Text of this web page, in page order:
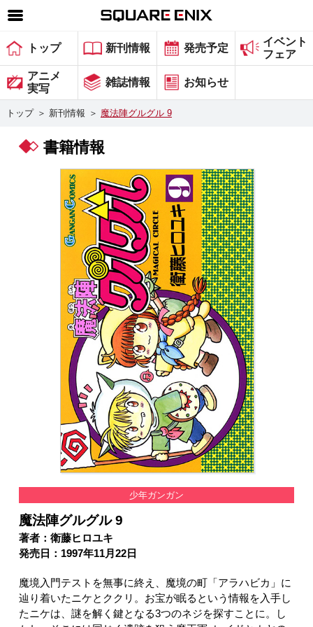
SQUARE ENIX 公式サイトメニュー
ゲーム
マガジン＆ブックス
グッズ
会社情報 採用情報
スクウェア・エニックス サイト内検索
トップ 新刊情報 発売予定
イベント
フェア
アニメ
実写
雑誌情報 お知らせ
トップ ＞ 新刊情報 ＞ 魔法陣グルグル 9
書籍情報
少年ガンガン
魔法陣グルグル 9
著者：衛藤ヒロユキ
発売日：1997年11月22日
魔境入門テストを無事に終え、魔境の町「アラハビカ」に
辿り着いたニケとククリ。お宝が眠るという情報を入手し
たニケは、謎を解く鍵となる3つのネジを探すことに。し